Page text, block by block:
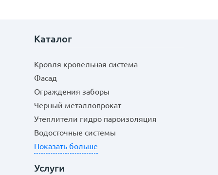
Каталог
Кровля кровельная система
Фасад
Ограждения заборы
Черный металлопрокат
Утеплители гидро пароизоляция
Водосточные системы
Показать больше
Услуги